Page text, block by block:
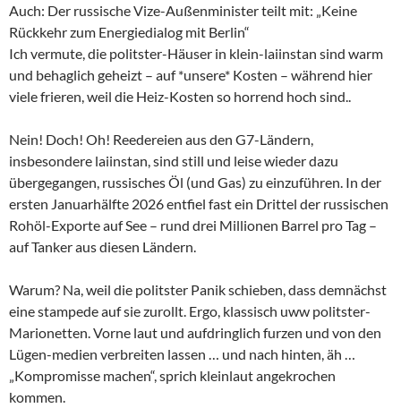
Auch: Der russische Vize-Außenminister teilt mit: „Keine
Rückkehr zum Energiedialog mit Berlin“
Ich vermute, die politster-Häuser in klein-laiinstan sind warm
und behaglich geheizt – auf *unsere* Kosten – während hier
viele frieren, weil die Heiz-Kosten so horrend hoch sind..
Nein! Doch! Oh! Reedereien aus den G7-Ländern,
insbesondere laiinstan, sind still und leise wieder dazu
übergegangen, russisches Öl (und Gas) zu einzuführen. In der
ersten Januarhälfte 2026 entfiel fast ein Drittel der russischen
Rohöl-Exporte auf See – rund drei Millionen Barrel pro Tag –
auf Tanker aus diesen Ländern.
Warum? Na, weil die politster Panik schieben, dass demnächst
eine stampede auf sie zurollt. Ergo, klassisch uww politster-
Marionetten. Vorne laut und aufdringlich furzen und von den
Lügen-medien verbreiten lassen … und nach hinten, äh …
„Kompromisse machen“, sprich kleinlaut angekrochen
kommen.